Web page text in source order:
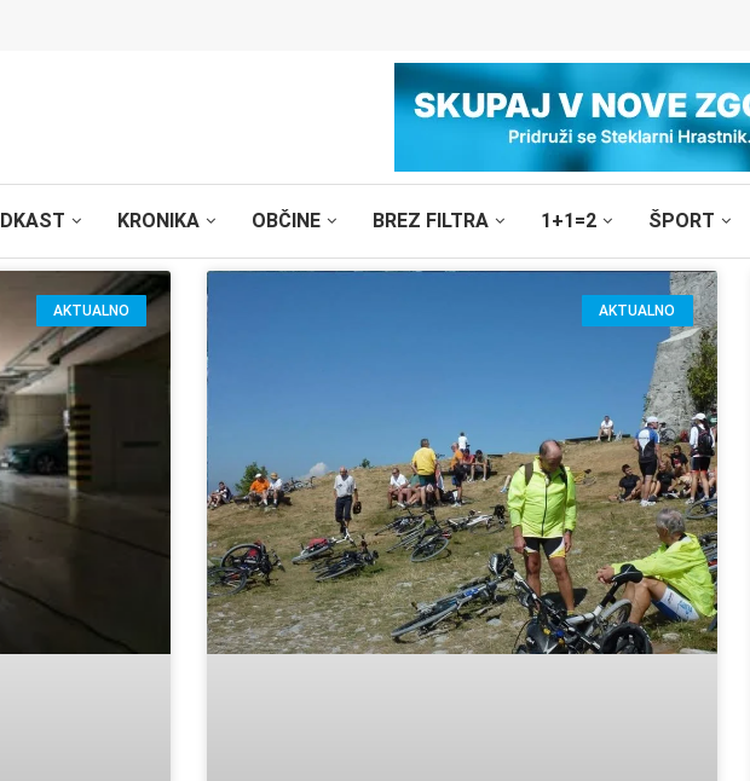
KRONIKA OBČINE BREZ FILTRA 1+1=2 ŠPORT
AKTUALNO AKTUALNO